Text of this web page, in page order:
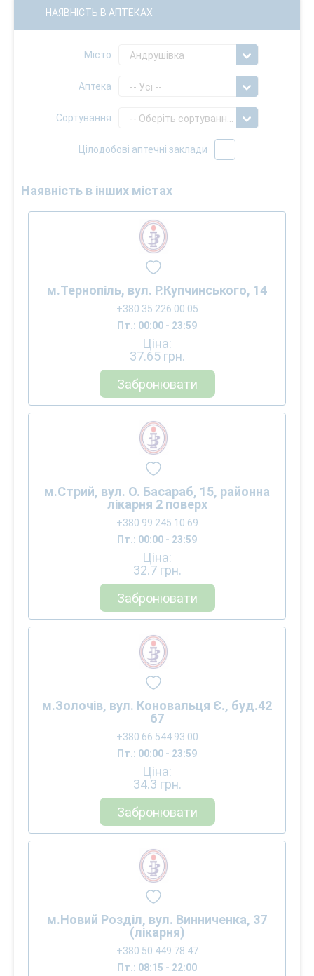
НАЯВНІСТЬ В АПТЕКАХ
Місто Андрушівка
Аптека -- Усі --
Сортування
Цілодобові аптечні заклади
Наявність в інших містах
м.Тернопіль, вул. Р.Купчинського, 14
+380 35 226 00 05
Пт.: 00:00 - 23:59
Ціна:
37.65 грн.
Забронювати
м.Стрий, вул. О. Басараб, 15, районна
лікарня 2 поверх
+380 99 245 10 69
Пт.: 00:00 - 23:59
Ціна:
32.7 грн.
Забронювати
м.Золочів, вул. Коновальця Є., буд.42
67
+380 66 544 93 00
Пт.: 00:00 - 23:59
Ціна:
34.3 грн.
Забронювати
м.Новий Розділ, вул. Винниченка, 37
(лікарня)
+380 50 449 78 47
Пт.: 08:15 - 22:00